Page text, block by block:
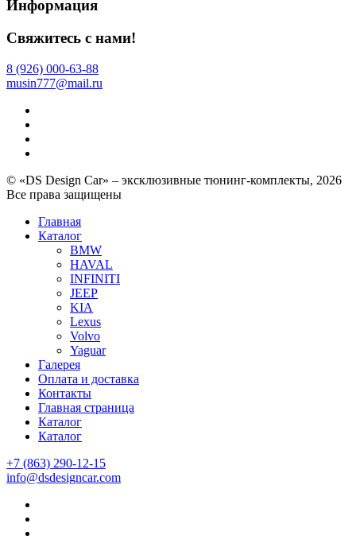
Информация
Свяжитесь с нами!
8 (926) 000-63-88
musin777@mail.ru
© «DS Design Car» – эксклюзивные тюнинг-комплекты, 2026
Все права защищены
Главная
Каталог
BMW
HAVAL
INFINITI
JEEP
KIA
Lexus
Volvo
Yaguar
Галерея
Оплата и доставка
Контакты
Главная страница
Каталог
Каталог
+7 (863) 290-12-15
info@dsdesigncar.com